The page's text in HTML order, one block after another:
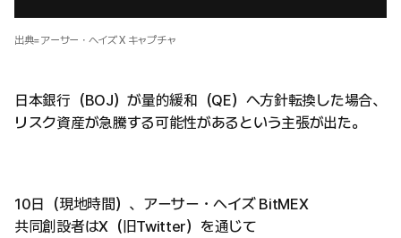
出典=アーサー・ヘイズ X キャプチャ
日本銀行（BOJ）が量的緩和（QE）へ方針転換した場合、
リスク資産が急騰する可能性があるという主張が出た。
10日（現地時間）、アーサー・ヘイズ BitMEX
共同創設者はX（旧Twitter）を通じて